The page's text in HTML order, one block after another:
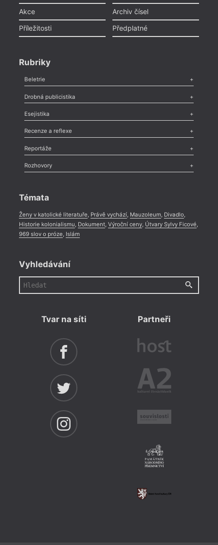
Akce
Příležitosti
Archiv čísel
Předplatné
Rubriky
Beletrie
Poezie,Próza,Dokumenty
Drobná publicistika
Odlesk
Nekrolog,Glosa,Sloupek,Pozvánka,Literární soutěž,
Esejistika
Esej ,Pádlo,Úvaha
Recenze a reflexe
Recenze
Méně slov o próze,Celá rubrika
Reportáže
Literární zítřky
Celá rubrika
Rozhovory
Témata
Ženy v katolické literatuře, Právě vychází, Mauzoleum, Divadlo,
Historie kolonialismu, Dokument, Výroční ceny, Útvary Sylvy Ficové,
969 slov o próze, Islám
Vyhledávání
Tvar na síti Partneři